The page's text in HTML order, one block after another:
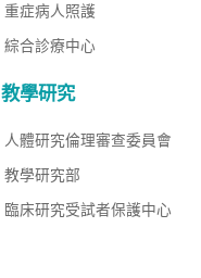
重症病人照護
綜合診療中心
教學研究
人體研究倫理審查委員會
教學研究部
臨床研究受試者保護中心